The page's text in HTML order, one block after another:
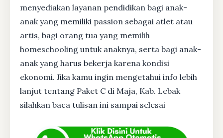
menyediakan layanan pendidikan bagi anak-
anak yang memiliki passion sebagai atlet atau
artis, bagi orang tua yang memilih
homeschooling untuk anaknya, serta bagi anak-
anak yang harus bekerja karena kondisi
ekonomi. Jika kamu ingin mengetahui info lebih
lanjut tentang Paket C di Maja, Kab. Lebak
silahkan baca tulisan ini sampai selesai